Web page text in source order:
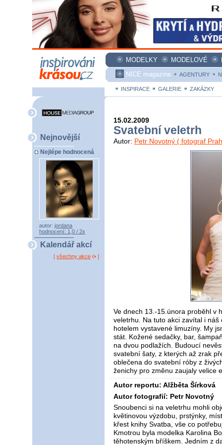
MODELKY MODELOVÉ
NICE magazine
AGENTURY
INSPIRACE GALERIE ZAKÁZKY
Nejnovější
Nejlépe hodnocená
autor: jordana
hodnocení: 1,0 / 2x
Kalendář akcí
[ všechny akce ]
15.02.2009
Svatební veletrh
Autor: Petr Novotný ( fotograf
Ve dnech 13.-15.února proběhl v
veletrhu. Na tuto akci zavítal i
hotelem vystavené limuzíny. My
stát. Kožené sedačky, bar,
na dvou podlažích. Budoucí
svatební šaty, z kterých až zrak
oblečena do svatební róby z
ženichy pro změnu zaujaly velice
Autor reportu: Alžběta Šírková
Autor fotografií: Petr Novotný
Snoubenci si na veletrhu mohli
květinovou výzdobu, prstýnky,
křest knihy Svatba, vše co
Kmotrou byla modelka Karolina
těhotenským bříškem. Jedním z